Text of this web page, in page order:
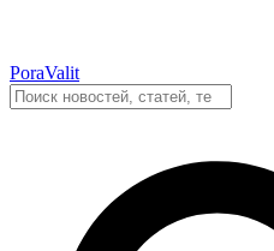
PoraValit